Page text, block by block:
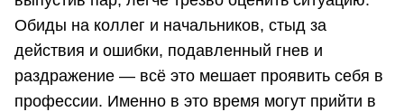
Обиды на коллег и начальников, стыд за
действия и ошибки, подавленный гнев и
раздражение — всё это мешает проявить себя в
профессии. Именно в это время могут прийти в